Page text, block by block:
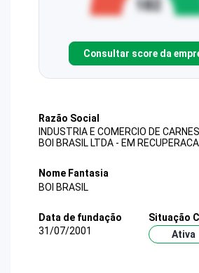
Consultar score da
Razão Social
INDUSTRIA E COMERCIO DE
BOI BRASIL LTDA - EM
Nome Fantasia
BOI BRASIL
Data de fundação
31/07/2001
Situação
Ativa